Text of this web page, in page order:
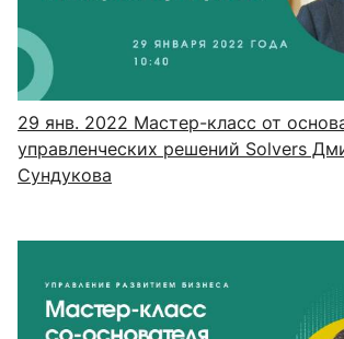
29 янв. 2022 Мастер-класс от
управленческих решений Solvers
Сундукова